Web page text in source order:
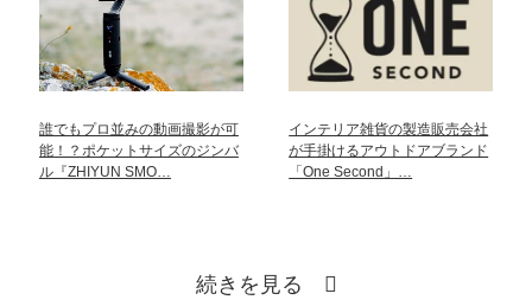
誰でもプロ並みの動画撮影が可
能！？ポケットサイズのジンバ
ル『ZHIYUN SMO…
インテリア雑貨の製造販売会社
が手掛けるアウトドアブランド
「One Second」…
続きを見る